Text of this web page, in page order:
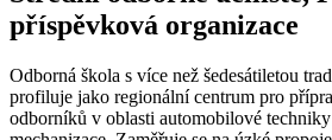
příspěvková organizace
Odborná škola s více než šedesátiletou
profiluje jako regionální centrum pro
odborníků v oblasti automobilové techniky